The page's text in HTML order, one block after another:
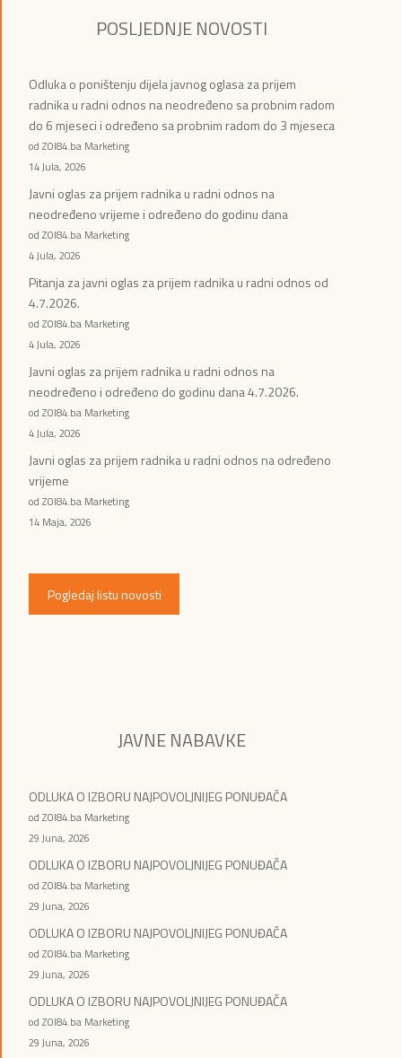
POSLJEDNJE NOVOSTI
Odluka o poništenju dijela javnog oglasa za prijem
radnika u radni odnos na neodređeno sa probnim radom
do 6 mjeseci i određeno sa probnim radom do 3 mjeseca
od ZOI84.ba Marketing
14 Jula, 2026
Javni oglas za prijem radnika u radni odnos na
neodređeno vrijeme i određeno do godinu dana
od ZOI84.ba Marketing
4 Jula, 2026
Pitanja za javni oglas za prijem radnika u radni odnos od
4.7.2026.
od ZOI84.ba Marketing
4 Jula, 2026
Javni oglas za prijem radnika u radni odnos na
neodređeno i određeno do godinu dana 4.7.2026.
od ZOI84.ba Marketing
4 Jula, 2026
Javni oglas za prijem radnika u radni odnos na određeno
vrijeme
od ZOI84.ba Marketing
14 Maja, 2026
Pogledaj listu novosti
JAVNE NABAVKE
ODLUKA O IZBORU NAJPOVOLJNIJEG PONUĐAČA
od ZOI84.ba Marketing
29 Juna, 2026
ODLUKA O IZBORU NAJPOVOLJNIJEG PONUĐAČA
od ZOI84.ba Marketing
29 Juna, 2026
ODLUKA O IZBORU NAJPOVOLJNIJEG PONUĐAČA
od ZOI84.ba Marketing
29 Juna, 2026
ODLUKA O IZBORU NAJPOVOLJNIJEG PONUĐAČA
od ZOI84.ba Marketing
29 Juna, 2026